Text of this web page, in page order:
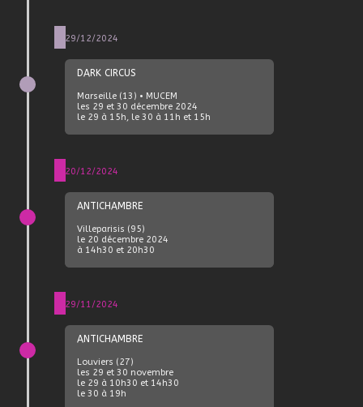
29/12/2024
DARK CIRCUS
Marseille (13) • MUCEM
les 29 et 30 décembre 2024
le 29 à 15h, le 30 à 11h et 15h
20/12/2024
ANTICHAMBRE
Villeparisis (95)
le 20 décembre 2024
à 14h30 et 20h30
29/11/2024
ANTICHAMBRE
Louviers (27)
les 29 et 30 novembre
le 29 à 10h30 et 14h30
le 30 à 19h